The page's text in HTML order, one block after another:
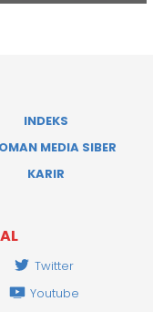
INDEKS
MEDIA SIBER
KARIR
Twitter
Youtube